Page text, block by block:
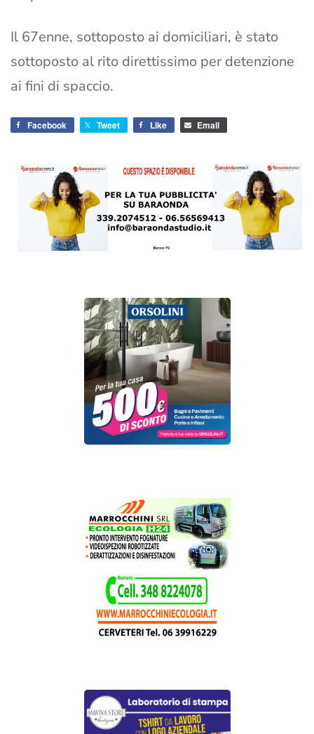
Il 67enne, sottoposto ai domiciliari, è stato
sottoposto al rito direttissimo per detenzione
ai fini di spaccio.
Facebook Tweet Like Email